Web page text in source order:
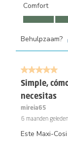
Comfort
Comfort, 5.0
Behulpzaam?
5 van 5 sterren.
Simple,
necesitas
mireia65
6 maanden geleden
Este Maxi-